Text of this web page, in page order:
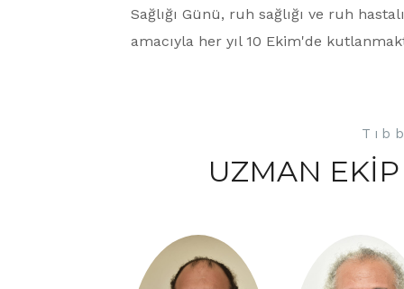
Sağlığı Günü, ruh sağlığı ve ruh
amacıyla her yıl 10 Ekim'de
UZMAN